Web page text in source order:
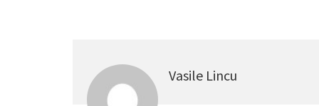
Vasile Lincu